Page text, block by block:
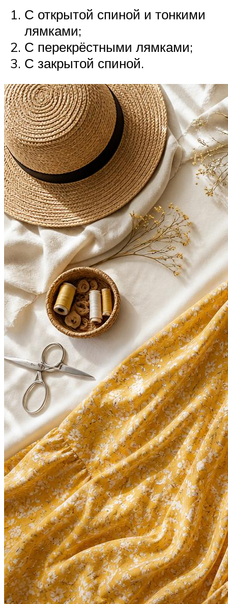
С открытой спиной и тонкими
лямками;
С перекрёстными лямками;
С закрытой спиной.